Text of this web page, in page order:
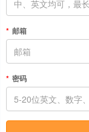
邮箱
密码